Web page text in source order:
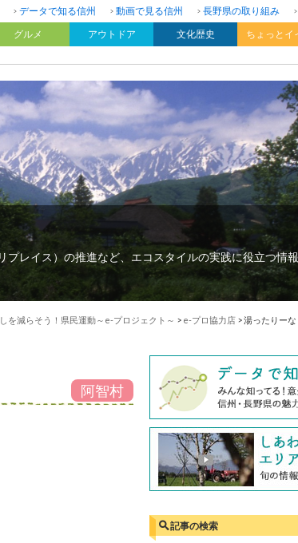
データで知る信州 動画で見る信州 長野県の取り組み
グルメ アウトドア 文化歴史 ちょっとイ
レイス）の推進など、エコスタイルの実践に役立つ情
を減らそう！県民運動～e-プロジェクト～ > e-プロ協力店 >湯ったりー
阿智村
記事の検索